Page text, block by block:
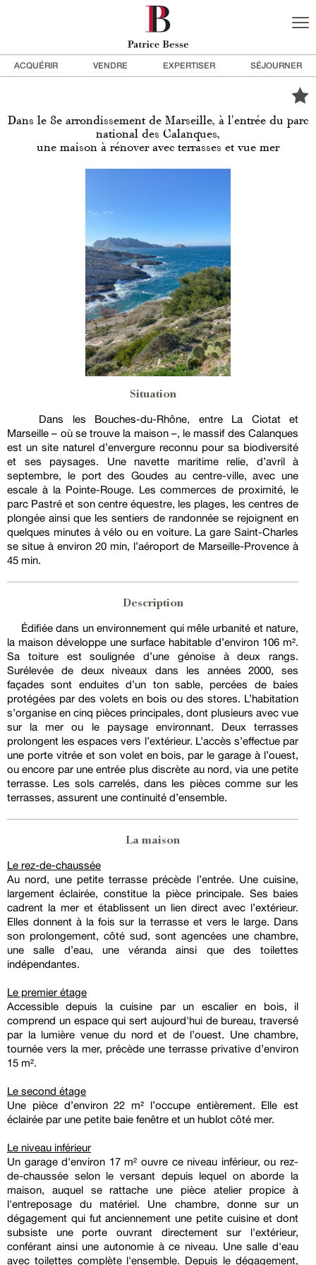
ACQUÉRIR VENDRE EXPERTISER SÉJOURNER
Dans le 8e arrondissement de Marseille, à l'entrée du parc
national des Calanques,
une maison à rénover avec terrasses et vue mer
Situation
Dans les Bouches-du-Rhône, entre La Ciotat et
Marseille – où se trouve la maison –, le massif des Calanques
est un site naturel d’envergure reconnu pour sa biodiversité
et ses paysages. Une navette maritime relie, d’avril à
septembre, le port des Goudes au centre-ville, avec une
escale à la Pointe-Rouge. Les commerces de proximité, le
parc Pastré et son centre équestre, les plages, les centres de
plongée ainsi que les sentiers de randonnée se rejoignent en
quelques minutes à vélo ou en voiture. La gare Saint-Charles
se situe à environ 20 min, l’aéroport de Marseille-Provence à
45 min.
Description
Édifiée dans un environnement qui mêle urbanité et nature,
la maison développe une surface habitable d’environ 106 m².
Sa toiture est soulignée d’une génoise à deux rangs.
Surélevée de deux niveaux dans les années 2000, ses
façades sont enduites d’un ton sable, percées de baies
protégées par des volets en bois ou des stores. L’habitation
s’organise en cinq pièces principales, dont plusieurs avec vue
sur la mer ou le paysage environnant. Deux terrasses
prolongent les espaces vers l’extérieur. L’accès s’effectue par
une porte vitrée et son volet en bois, par le garage à l’ouest,
ou encore par une entrée plus discrète au nord, via une petite
terrasse. Les sols carrelés, dans les pièces comme sur les
terrasses, assurent une continuité d’ensemble.
La maison
Le rez-de-chaussée
Au nord, une petite terrasse précède l’entrée. Une cuisine,
largement éclairée, constitue la pièce principale. Ses baies
cadrent la mer et établissent un lien direct avec l’extérieur.
Elles donnent à la fois sur la terrasse et vers le large. Dans
son prolongement, côté sud, sont agencées une chambre,
une salle d’eau, une véranda ainsi que des toilettes
indépendantes.
Le premier étage
Accessible depuis la cuisine par un escalier en bois, il
comprend un espace qui sert aujourd'hui de bureau, traversé
par la lumière venue du nord et de l’ouest. Une chambre,
tournée vers la mer, précède une terrasse privative d’environ
15 m².
Le second étage
Une pièce d’environ 22 m² l’occupe entièrement. Elle est
éclairée par une petite baie fenêtre et un hublot côté mer.
Le niveau inférieur
Un garage d'environ 17 m² ouvre ce niveau inférieur, ou rez-
de-chaussée selon le versant depuis lequel on aborde la
maison, auquel se rattache une pièce atelier propice à
l'entreposage du matériel. Une chambre, donne sur un
dégagement qui fut anciennement une petite cuisine et dont
subsiste une porte ouvrant directement sur l'extérieur,
conférant ainsi une autonomie à ce niveau. Une salle d'eau
avec toilettes complète l'ensemble. Depuis le dégagement,